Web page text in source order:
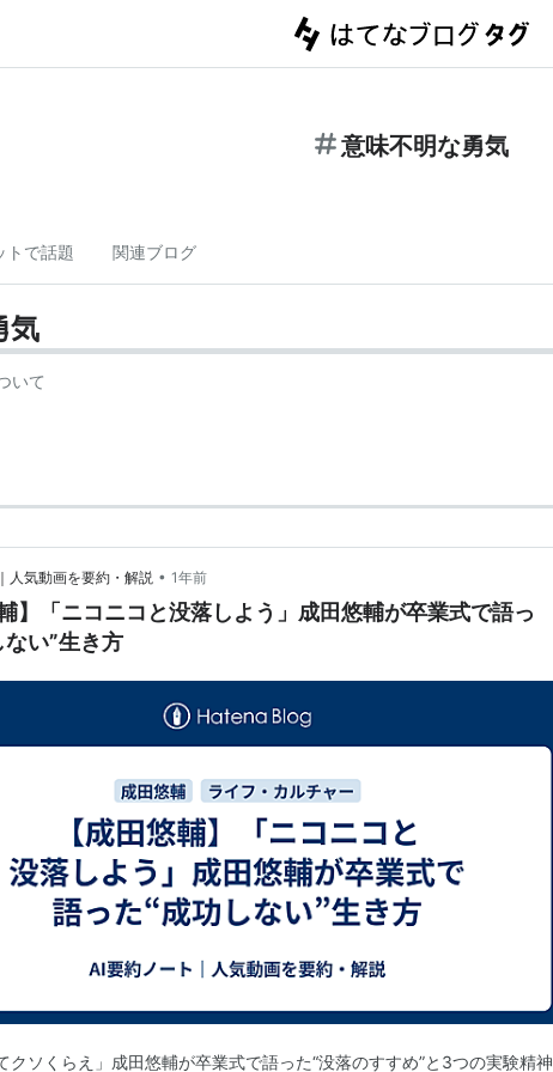
意味不明な勇気
トで話題 関連ブログ
気
いて
人気動画を要約・解説 • 1年前
輔】「ニコニコと没落しよう」成田悠輔が卒業式で語っ
ない”生き方
クソくらえ」成田悠輔が卒業式で語った“没落のすすめ”と3つの実験精神